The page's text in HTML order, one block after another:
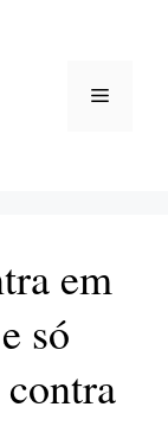
Menu
em
só